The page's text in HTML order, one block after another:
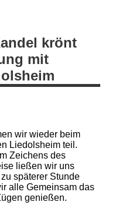
krönt
mit
wir wieder beim
Liedolsheim teil.
Zeichens des
ließen wir uns
späterer Stunde
alle Gemeinsam das
genießen.